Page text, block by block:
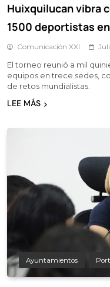
Huixquilucan vibra
1500 deportistas
Comunicación XXI
El torneo reunió a mil
equipos en trece sedes,
de retos mundialistas.
LEE MÁS
Ayuntamientos